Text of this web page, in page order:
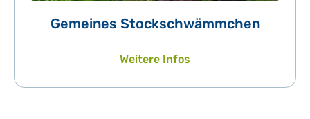
Gemeines Stockschwämmchen
Weitere Infos